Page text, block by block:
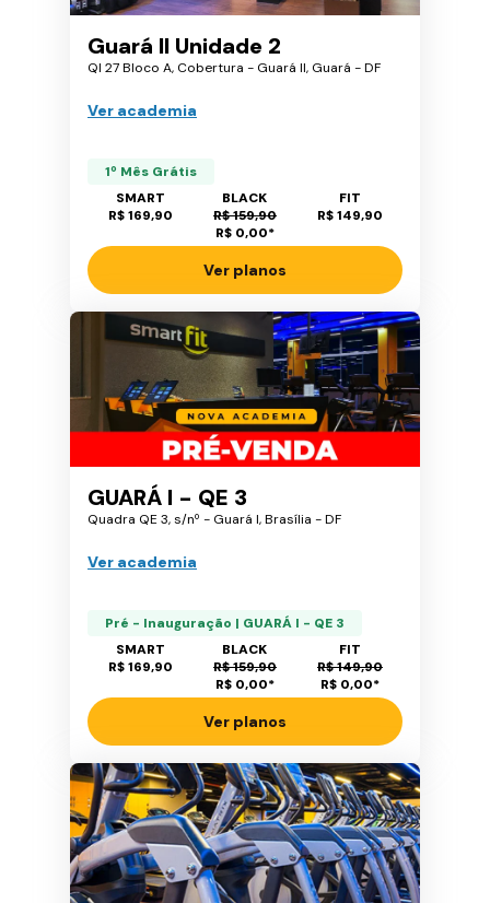
Guará II Unidade 2
QI 27 Bloco A, Cobertura - Guará II, Guará - DF
Ver academia
1º Mês Grátis
SMART
R$ 169,90
BLACK
R$ 159,90
R$ 0,00*
FIT
R$ 149,90
Ver planos
GUARÁ I - QE 3
Quadra QE 3, s/nº - Guará I, Brasília - DF
Ver academia
Pré - Inauguração | GUARÁ I - QE 3
SMART
R$ 169,90
BLACK
R$ 159,90
R$ 0,00*
FIT
R$ 149,90
R$ 0,00*
Ver planos